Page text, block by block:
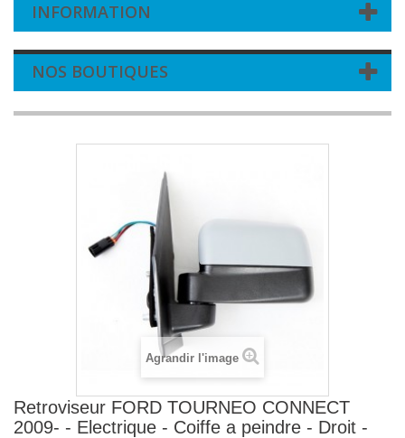
INFORMATION
NOS BOUTIQUES
Agrandir l'image
Retroviseur FORD TOURNEO CONNECT
2009- - Electrique - Coiffe a peindre - Droit -